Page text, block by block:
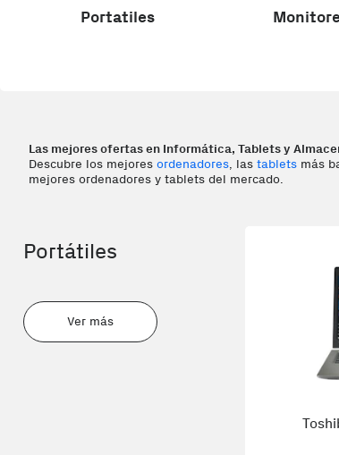
Portatiles
Las mejores ofertas en Informática, Tablets y
Descubre los mejores ordenadores, las tablets más
mejores ordenadores y tablets del mercado.
Portátiles
Ver más